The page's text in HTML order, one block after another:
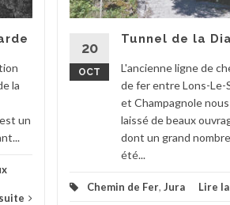
la
un
20
OCT
Tunnel de la
L'ancienne ligne de
de fer entre Lons-Le-
et Champagnole nous
laissé de beaux
dont un grand
été...
Chemin de Fer, Jura Lire